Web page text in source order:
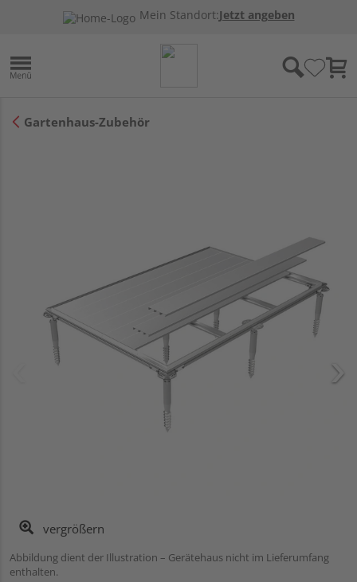
Mein Standort:Jetzt angeben
Gartenhaus-Zubehör
vergrößern
Abbildung dient der Illustration – Gerätehaus nicht im Lieferumfang
enthalten.